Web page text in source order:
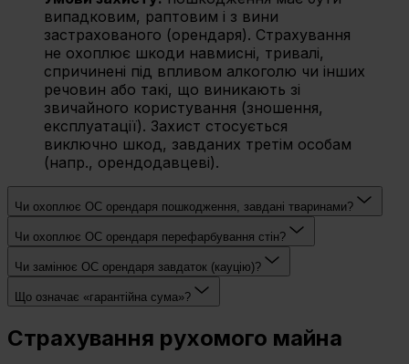
випадковим, раптовим і з вини
застрахованого (орендаря). Страхування
не охоплює шкоди навмисні, тривалі,
спричинені під впливом алкоголю чи інших
речовин або такі, що виникають зі
звичайного користування (зношення,
експлуатації). Захист стосується
виключно шкод, завданих третім особам
(напр., орендодавцеві).
Чи охоплює OC орендаря пошкодження, завдані тваринами?
Чи охоплює OC орендаря перефарбування стін?
Чи замінює OC орендаря завдаток (кауцію)?
Що означає «гарантійна сума»?
Страхування рухомого майна